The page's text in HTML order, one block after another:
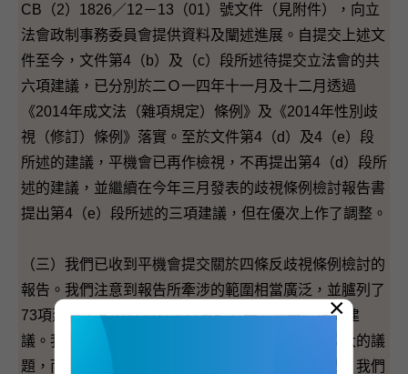
CB（2）1826／12－13（01）號文件（見附件），向立
法會政制事務委員會提供資料及闡述進展。自提交上述文
件至今，文件第4（b）及（c）段所述待提交立法會的共
六項建議，已分別於二Ｏ一四年十一月及十二月透過
《2014年成文法（雜項規定）條例》及《2014年性別歧
視（修訂）條例》落實。至於文件第4（d）及4（e）段
所述的建議，平機會已再作檢視，不再提出第4（d）段所
述的建議，並繼續在今年三月發表的歧視條例檢討報告書
提出第4（e）段所述的三項建議，但在優次上作了調整。
（三）我們已收到平機會提交關於四條反歧視條例檢討的
報告。我們注意到報告所牽涉的範圍相當廣泛，並臚列了
73項建議，其中27項為平機會認為需要優先處理的建
議。我們亦留意到報告包含一些較複雜和爭議性較大的議
題，而且公眾就這些議題表達了強烈和分歧的看法。我們
×